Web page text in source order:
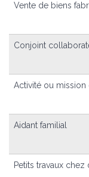
Vente de biens
Conjoint
Activité ou mission
Aidant familial
Petits travaux